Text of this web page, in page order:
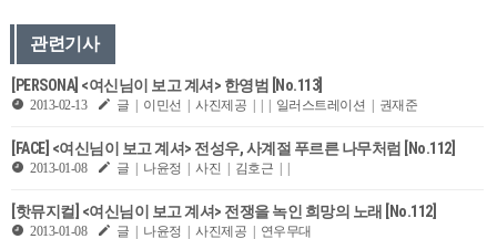
관련기사
[PERSONA] <여신님이 보고 계셔> 한영범 [No.113]
2013-02-13 글 | 이민선 | 사진제공 | | | 일러스트레이션 | 권재준
[FACE] <여신님이 보고 계셔> 전성우, 사계절 푸르른 나무처럼 [No.112]
2013-01-08 글 | 나윤정 | 사진 | 김호근 | |
[핫뮤지컬] <여신님이 보고 계셔> 전쟁을 녹인 희망의 노래 [No.112]
2013-01-08 글 | 나윤정 | 사진제공 | 연우무대